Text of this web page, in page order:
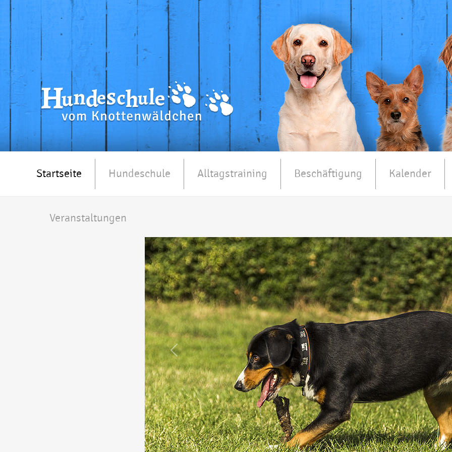
Startseite Hundeschule Alltagstraining Beschäftigung Kalender
Veranstaltungen
Previous